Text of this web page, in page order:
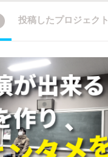
投稿したプロジェクト